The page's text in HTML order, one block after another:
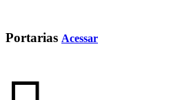
Portarias Acessar